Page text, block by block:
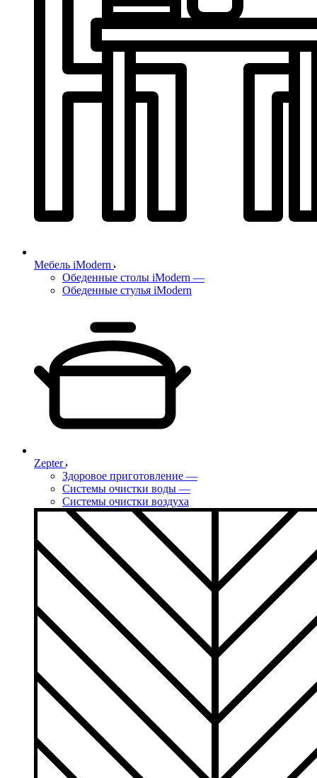
Мебель iModern
Обеденные столы iModern —
Обеденные стулья iModern
Zepter
Здоровое приготовление —
Системы очистки воды —
Системы очистки воздуха